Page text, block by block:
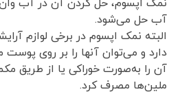
نمک اپسوم، حل‌ کردن آن در آب وان
آب حل می‌شود.
البته نمک اپسوم در برخی لوازم
دارد و می‌توان آنها را بر روی
آن را به‌صورت خوراکی یا از طریق
ملین‌ها مصرف کرد.